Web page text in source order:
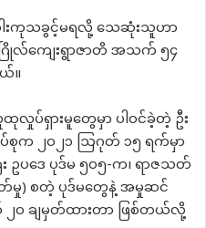
းကုသခွင့်မရလို့ သေဆုံးသူဟာ
ြိုလ်ကျေးရွာဇာတိ အသက် ၅၄
။
ပ်ရှားမူတွေမှာ ပါဝင်ခဲ့တဲ့ ဦး
စုက ၂၀၂၁ ဩဂုတ် ၁၅ ရက်မှာ
ဥပဒေ ပုဒ်မ ၅၀၅-က၊ ရာဇသတ်
မှု) စတဲ့ ပုဒ်မတွေနဲ့ အမှုဆင်
၂၀ ချမှတ်ထားတာ ဖြစ်တယ်လို့